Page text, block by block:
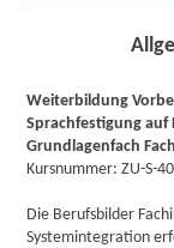
Weiterbildung
Sprachfestigung auf
Grundlagenfach
Kursnummer: ZU-S-
Die Berufsbilder
Systemintegration